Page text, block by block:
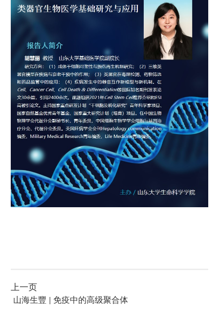
上一页
山海生豐 | 免疫中的高级聚合体